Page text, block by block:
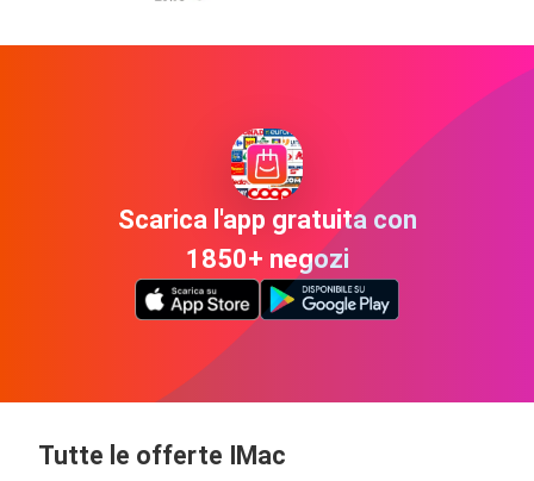
Scarica l'app gratuita con
1850+ negozi
Tutte le offerte IMac